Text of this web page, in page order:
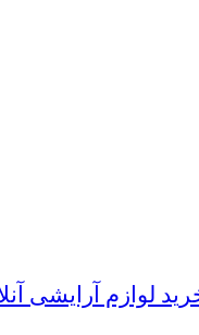
لوازم